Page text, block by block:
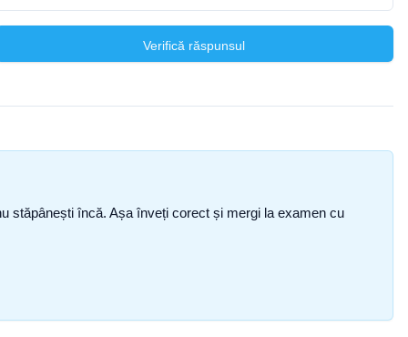
Verifică răspunsul
stăpânești încă. Așa înveți corect și mergi la examen cu